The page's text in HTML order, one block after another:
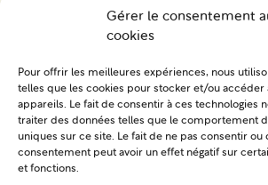
Gérer le consentement
cookies
Pour offrir les meilleures expériences, nous
telles que les cookies pour stocker et/ou accéder
appareils. Le fait de consentir à ces technologies
traiter des données telles que le comportement
uniques sur ce site. Le fait de ne pas consentir ou
consentement peut avoir un effet négatif sur
et fonctions.
Présentation de l’observatoire
La boîte à outils
Présentation
Tous les outils
Proposer un outil
Tous les